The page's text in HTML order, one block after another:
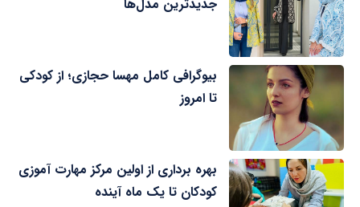
جدیدترین مدل‌ها
بیوگرافی کامل مهسا حجازی؛ از کودکی
تا امروز
بهره برداری از اولین مرکز مهارت آموزی
کودکان تا یک ماه آینده